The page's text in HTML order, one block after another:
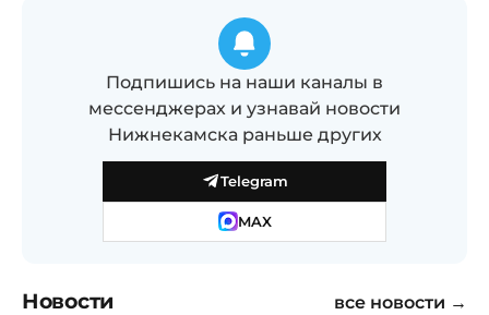
Подпишись на наши каналы в
мессенджерах и узнавай новости
Нижнекамска раньше других
Telegram
MAX
Новости все новости →